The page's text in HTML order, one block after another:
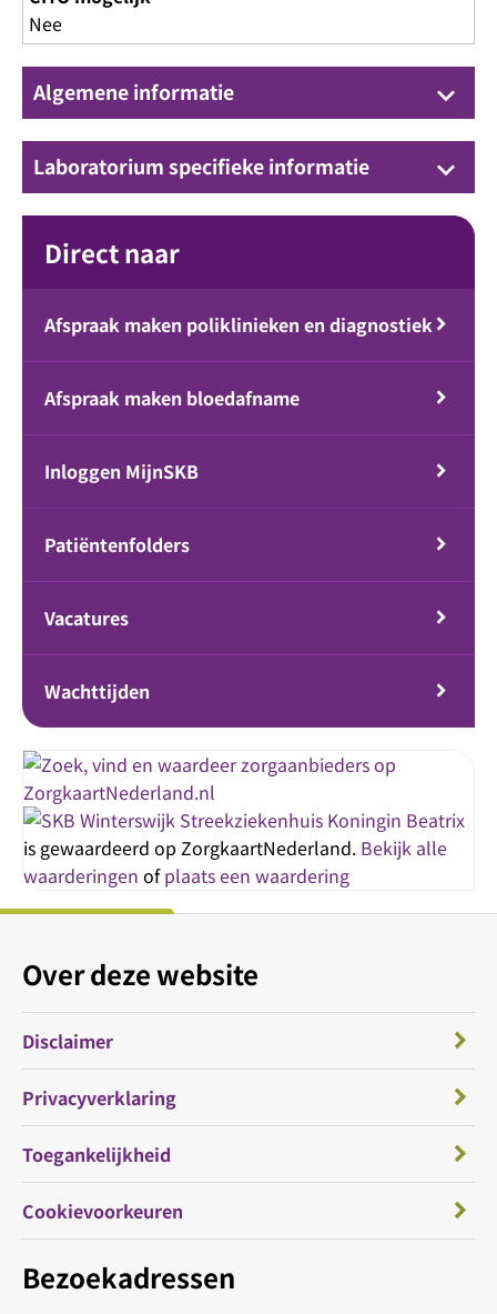
Nee
Algemene informatie keyboard_arrow_down
Laboratorium specifieke informatie keyboard_arrow_down
Direct naar
Afspraak maken poliklinieken en diagnostiek
Afspraak maken bloedafname
Inloggen MijnSKB
Patiëntenfolders
Vacatures
Wachttijden
Streekziekenhuis Koningin Beatrix
is gewaardeerd op ZorgkaartNederland. Bekijk alle
waarderingen ofplaats een waardering
Bezoekadressen
Over deze website
Disclaimer
Privacyverklaring
Toegankelijkheid
Cookievoorkeuren